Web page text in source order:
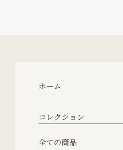
ホーム
コレクション
全ての商品